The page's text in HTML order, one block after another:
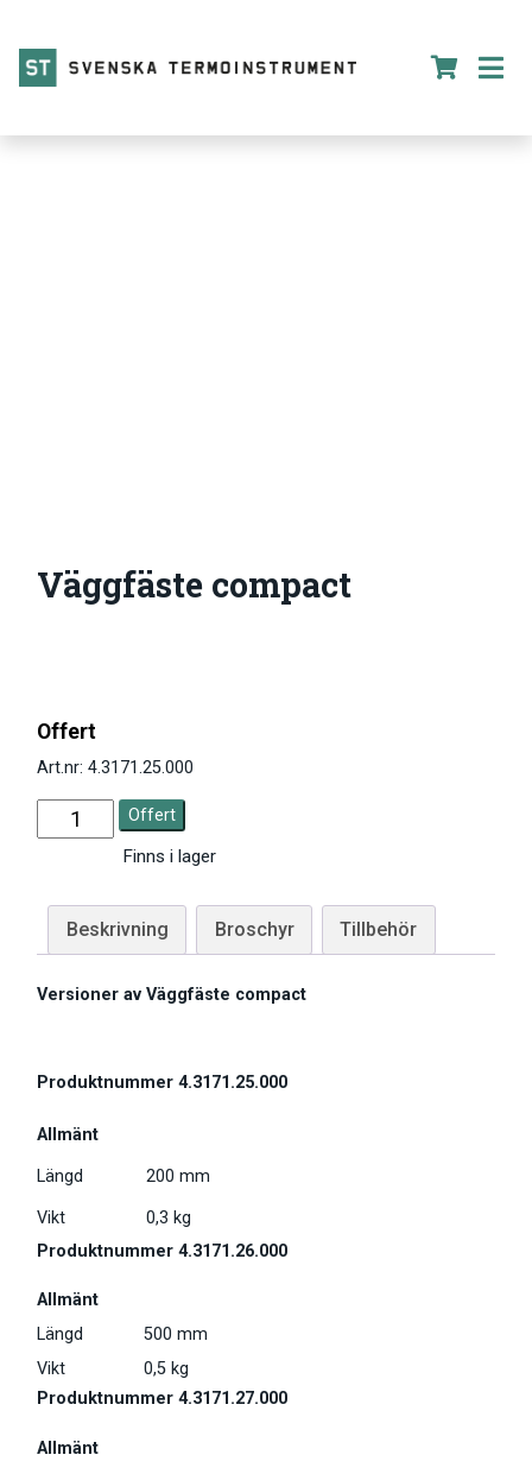
Väggfäste compact
Offert
Art.nr: 4.3171.25.000
Offert
Finns i lager
Beskrivning Broschyr Tillbehör
Versioner av Väggfäste compact
Produktnummer 4.3171.25.000
Allmänt
Längd 200 mm
Vikt
0,3 kg
Produktnummer 4.3171.26.000
Allmänt
Längd
500 mm
Vikt
0,5 kg
Produktnummer 4.3171.27.000
Allmänt